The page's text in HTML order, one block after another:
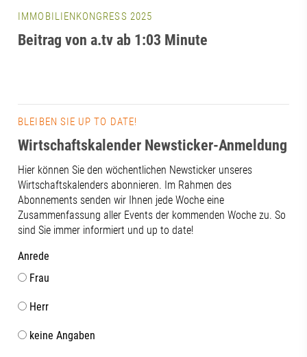
IMMOBILIENKONGRESS 2025
Beitrag von a.tv ab 1:03 Minute
BLEIBEN SIE UP TO DATE!
Wirtschaftskalender Newsticker-Anmeldung
Hier können Sie den wöchentlichen Newsticker unseres
Wirtschaftskalenders abonnieren. Im Rahmen des
Abonnements senden wir Ihnen jede Woche eine
Zusammenfassung aller Events der kommenden Woche zu. So
sind Sie immer informiert und up to date!
Anrede
Frau
Herr
keine Angaben